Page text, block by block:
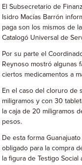
El Subsecretario de
Isidro Macías Barrón
paga son los mismos de
Catalogó Universal de
Por su parte el
Reynoso mostró algunas
ciertos medicamentos a
En el caso del cloruro de
miligramos y con 30
la caja de 20 miligramos
pesos.
De esta forma
obligado para la compra
la figura de Testigo